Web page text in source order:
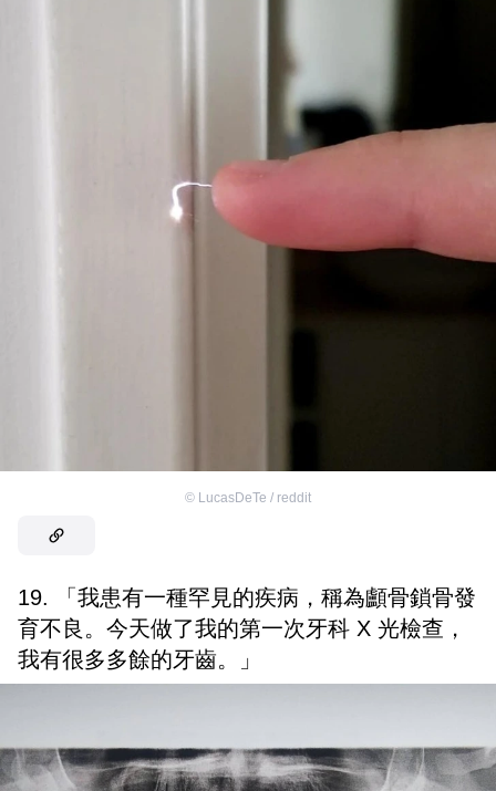
© LucasDeTe / reddit
19. 「我患有一種罕見的疾病，稱為顱骨鎖骨發
育不良。今天做了我的第一次牙科 X 光檢查，
我有很多多餘的牙齒。」